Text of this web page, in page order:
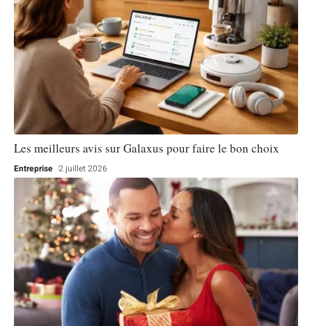
Les meilleurs avis sur Galaxus pour faire le bon choix
Entreprise 2 juillet 2026